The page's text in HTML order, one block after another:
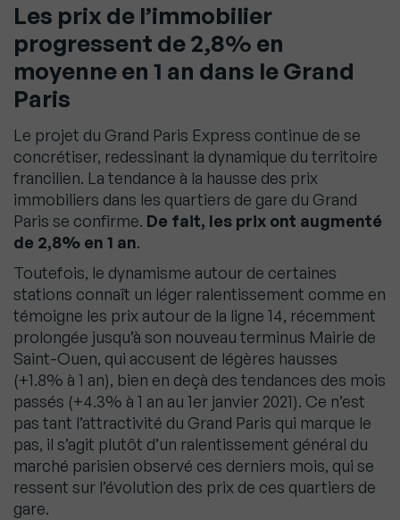
Les prix de l’immobilier
progressent de 2,8% en
moyenne en 1 an dans le Grand
Paris
Le projet du Grand Paris Express continue de se
concrétiser, redessinant la dynamique du territoire
francilien. La tendance à la hausse des prix
immobiliers dans les quartiers de gare du Grand
Paris se confirme. De fait, les prix ont augmenté
de 2,8% en 1 an.
Toutefois, le dynamisme autour de certaines
stations connaît un léger ralentissement comme en
témoigne les prix autour de la ligne 14, récemment
prolongée jusqu’à son nouveau terminus Mairie de
Saint-Ouen, qui accusent de légères hausses
(+1.8% à 1 an), bien en deçà des tendances des mois
passés (+4.3% à 1 an au 1er janvier 2021). Ce n’est
pas tant l’attractivité du Grand Paris qui marque le
pas, il s’agit plutôt d’un ralentissement général du
marché parisien observé ces derniers mois, qui se
ressent sur l’évolution des prix de ces quartiers de
gare.